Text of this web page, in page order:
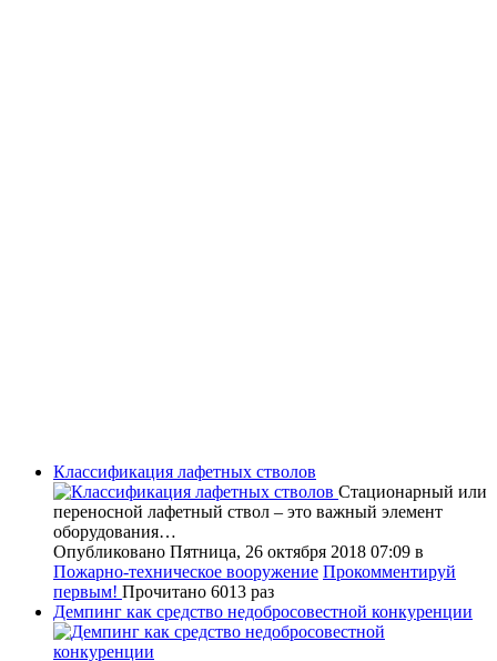
Классификация лафетных стволов
Стационарный или
переносной лафетный ствол – это важный элемент
оборудования…
Опубликовано Пятница, 26 октября 2018 07:09 в
Пожарно-техническое вооружение Прокомментируй
первым! Прочитано 6013 раз
Демпинг как средство недобросовестной конкуренции